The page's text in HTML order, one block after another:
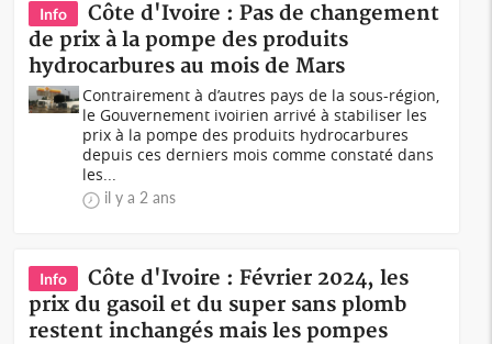
Info
Côte d'Ivoire : Pas de changement
de prix à la pompe des produits
hydrocarbures au mois de Mars
Contrairement à d’autres pays de la sous-région,
le Gouvernement ivoirien arrivé à stabiliser les
prix à la pompe des produits hydrocarbures
depuis ces derniers mois comme constaté dans
les...
il y a 2 ans
Info
Côte d'Ivoire : Février 2024, les
prix du gasoil et du super sans plomb
restent inchangés mais les pompes